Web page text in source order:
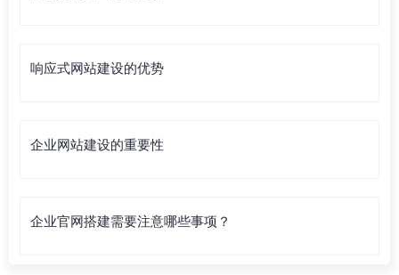
响应式网站建设的优势
企业网站建设的重要性
企业官网搭建需要注意哪些事项？